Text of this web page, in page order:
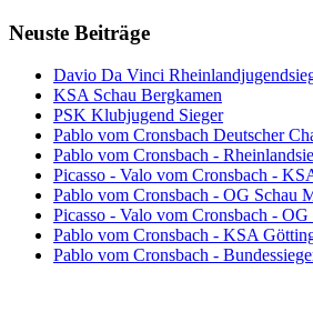
Neuste Beiträge
Davio Da Vinci
KSA Schau Bergkamen
PSK Klubjugend Sieger
Pablo vom Cronsbach Deutscher
Pablo vom Cronsbach -
Picasso - Valo vom Cronsbach -
Pablo vom Cronsbach - OG Schau
Picasso - Valo vom Cronsbach -
Pablo vom Cronsbach - KSA
Pablo vom Cronsbach -